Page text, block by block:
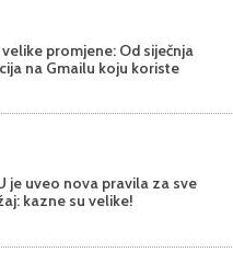
promjene: Od siječnja
na Gmailu koju koriste
je uveo nova pravila za sve
kazne su velike!